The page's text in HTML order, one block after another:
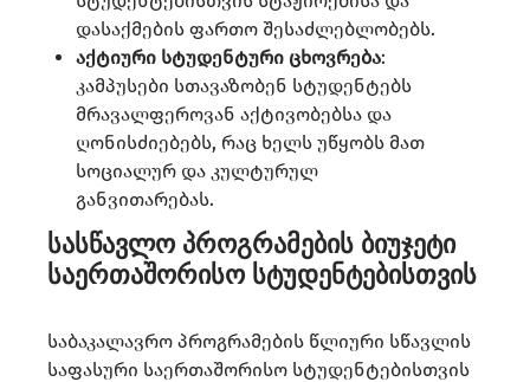
დასაქმების ფართო შესაძლებლობებს.​
აქტიური სტუდენტური ცხოვრება:
კამპუსები სთავაზობენ სტუდენტებს
მრავალფეროვან აქტივობებსა და
ღონისძიებებს, რაც ხელს უწყობს მათ
სოციალურ და კულტურულ
განვითარებას.​
სასწავლო პროგრამების ბიუჯეტი
საერთაშორისო სტუდენტებისთვის
საბაკალავრო პროგრამების წლიური სწავლის
საფასური საერთაშორისო სტუდენტებისთვის